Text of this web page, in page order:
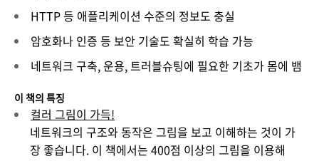
HTTP 등 애플리케이션 수준의 정보도 충실
암호화나 인증 등 보안 기술도 확실히 학습 가능
네트워크 구축, 운용, 트러블슈팅에 필요한 기초가 몸에 뱀
이 책의 특징
컬러 그림이 가득!
네트워크의 구조와 동작은 그림을 보고 이해하는 것이 가
장 좋습니다. 이 책에서는 400점 이상의 그림을 이용해